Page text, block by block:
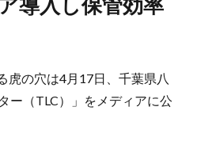
虎の穴は4月17日、千葉県八
ー（TLC）」をメディアに公